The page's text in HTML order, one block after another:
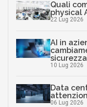
Quali
physical
22 Lug 2026
AI in
sicurezza
10 Lug 2026
Data
06 Lug 2026